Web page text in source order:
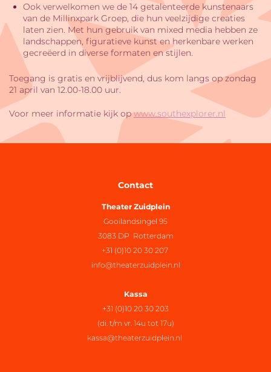
Ook verwelkomen we de 14 getalenteerde kunstenaars
van de Millinxpark Groep, die hun veelzijdige creaties
laten zien. Met hun gebruik van mixed media hebben ze
landschappen, figuratieve kunst en herkenbare werken
gecreëerd in diverse formaten en stijlen.
Toegang is gratis en vrijblijvend, dus kom langs op zondag
21 april van 12.00-18.00 uur.
Voor meer informatie kijk opwww.southexplorer.nl
Contact
Theater Zuidplein
Gooilandsingel 95
3083 DP Rotterdam
+31 (0)10 20 30 207
info@theaterzuidplein.nl
Kassa
+31 (0)10 20 30 203
(di. t/m vr. 14u tot 17u)
kassa@theaterzuidplein.nl